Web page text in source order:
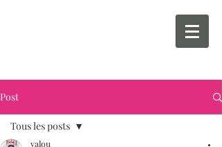
Post
Tous les posts
valou